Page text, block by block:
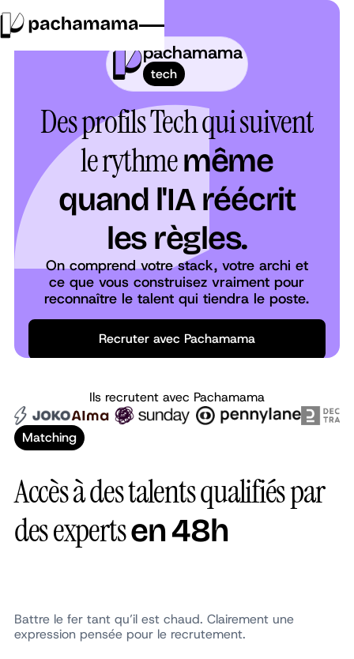
pachamama
tech
Des profils Tech qui suivent
le rythmemême
quand l'IA réécrit
les règles.
On comprend votre stack, votre archi et
ce que vous construisez vraiment pour
reconnaître le talent qui tiendra le poste.
Recruter avec Pachamama
Recruter avec Pachamama
ArnaudLahy
Tech
Partner
Ils recrutent avec Pachamama
Matching
Accès à des talents qualifiés par
des expertsen 48h
Battre le fer tant qu’il est chaud. Clairement une
expression pensée pour le recrutement.